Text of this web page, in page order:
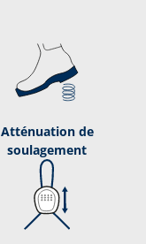
Atténuation de
soulagement